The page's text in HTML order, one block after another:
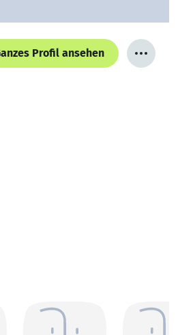
Profil ansehen